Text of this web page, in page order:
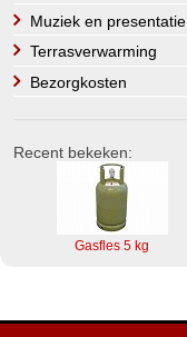
Muziek en presentatie
Terrasverwarming
Bezorgkosten
Recent bekeken:
Gasfles 5 kg